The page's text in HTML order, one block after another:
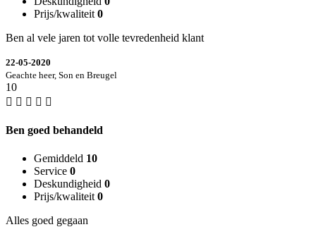
Prijs/kwaliteit 0
Ben al vele jaren tot volle tevredenheid klant
22-05-2020
Geachte heer, Son en Breugel
10
Ben goed behandeld
Gemiddeld 10
Service 0
Deskundigheid 0
Prijs/kwaliteit 0
Alles goed gegaan